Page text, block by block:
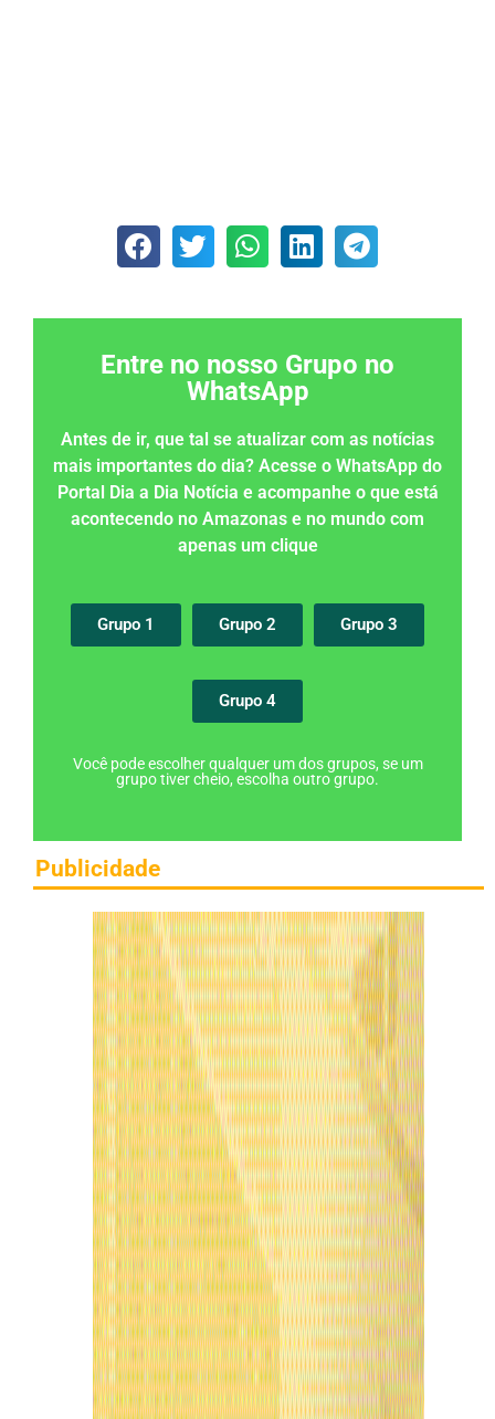
Entre no nosso Grupo no
WhatsApp
Antes de ir, que tal se atualizar com as notícias
mais importantes do dia? Acesse o WhatsApp do
Portal Dia a Dia Notícia e acompanhe o que está
acontecendo no Amazonas e no mundo com
apenas um clique
Grupo 1 Grupo 2 Grupo 3
Grupo 4
Você pode escolher qualquer um dos grupos, se um
grupo tiver cheio, escolha outro grupo.
Publicidade